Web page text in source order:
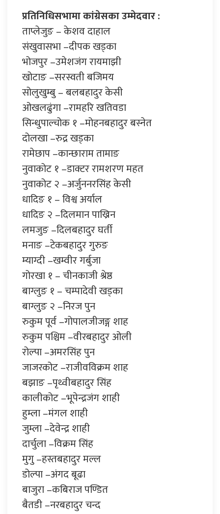
प्रतिनिधिसभामा कांग्रेसका उम्मेदवार :
ताप्लेजुङ – केशव दाहाल
संखुवासभा –दीपक खड्का
भोजपुर –उमेशजंग रायमाझी
खोटाङ –सरस्वती बजिमय
सोलुखुम्बु – बलबहादुर केसी
ओखलढुंगा –रामहरि खतिवडा
सिन्धुपाल्चोक १ –मोहनबहादुर बस्नेत
दोलखा –रुद्र खड्का
रामेछाप –कान्छाराम तामाङ
नुवाकोट १ –डाक्टर रामशरण महत
नुवाकोट २ –अर्जुननरसिंह केसी
धादिङ १ – विश्व अर्याल
धादिङ २ –दिलमान पाख्रिन
लमजुङ –दिलबहादुर घर्ती
मनाङ –टेकबहादुर गुरुङ
म्याग्दी –खम्वीर गर्बुजा
गोरखा १ – चीनकाजी श्रेष्ठ
बाग्लुङ १ – चम्पादेवी खड्का
बाग्लुङ २ –निरज पुन
रुकुम पूर्व –गोपालजीजङ्ग शाह
रुकुम पश्चिम –वीरबहादुर ओली
रोल्पा –अमरसिंह पुन
जाजरकोट –राजीवविक्रम शाह
बझाङ –पृथ्वीबहादुर सिंह
कालीकोट –भूपेन्द्रजंग शाही
हुम्ला –मंगल शाही
जुम्ला –देवेन्द्र शाही
दार्चुला –विक्रम सिंह
मुगु –हस्तबहादुर मल्ल
डोल्पा –अंगद बूढा
बाजुरा –कबिराज पण्डित
बैतडी –नरबहादुर चन्द